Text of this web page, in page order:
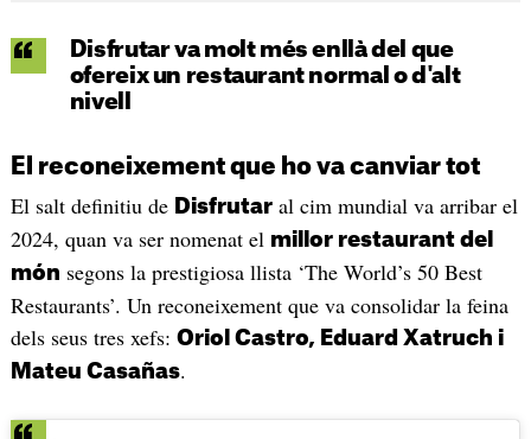
Disfrutar va molt més enllà del que
ofereix un restaurant normal o d'alt
nivell
El reconeixement que ho va canviar tot
El salt definitiu de Disfrutaral cim mundial va arribar el
2024, quan va ser nomenat el millor restaurant del
món segons la prestigiosa llista ‘The World’s 50 Best
Restaurants’. Un reconeixement que va consolidar la feina
dels seus tres xefs: Oriol Castro, Eduard Xatruch i
Mateu Casañas.